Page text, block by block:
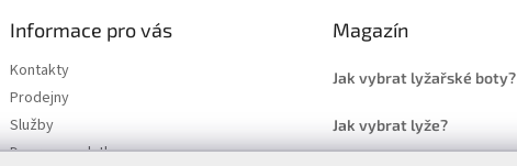
Informace pro vás
Kontakty
Prodejny
Služby
Doprava a platba
Magazín
Jak vybrat lyžařské boty?
Jak vybrat lyže?